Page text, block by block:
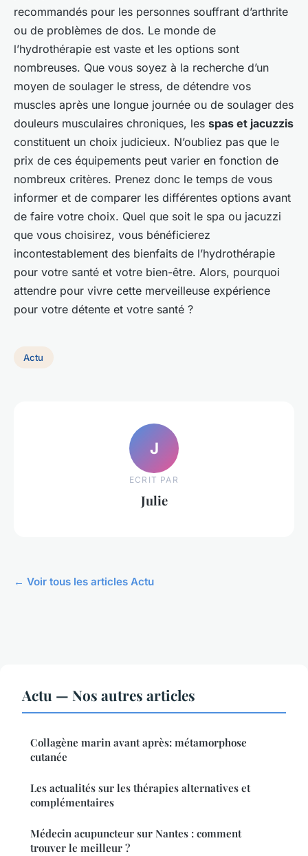
recommandés pour les personnes souffrant d’arthrite
ou de problèmes de dos. Le monde de
l’hydrothérapie est vaste et les options sont
nombreuses. Que vous soyez à la recherche d’un
moyen de soulager le stress, de détendre vos
muscles après une longue journée ou de soulager des
douleurs musculaires chroniques, les spas et jacuzzis
constituent un choix judicieux. N’oubliez pas que le
prix de ces équipements peut varier en fonction de
nombreux critères. Prenez donc le temps de vous
informer et de comparer les différentes options avant
de faire votre choix. Quel que soit le spa ou jacuzzi
que vous choisirez, vous bénéficierez
incontestablement des bienfaits de l’hydrothérapie
pour votre santé et votre bien-être. Alors, pourquoi
attendre pour vivre cette merveilleuse expérience
pour votre détente et votre santé ?
Actu
J
ECRIT PAR
Julie
← Voir tous les articles Actu
Actu — Nos autres articles
Collagène marin avant après: métamorphose
cutanée
Les actualités sur les thérapies alternatives et
complémentaires
Médecin acupuncteur sur Nantes : comment
trouver le meilleur ?